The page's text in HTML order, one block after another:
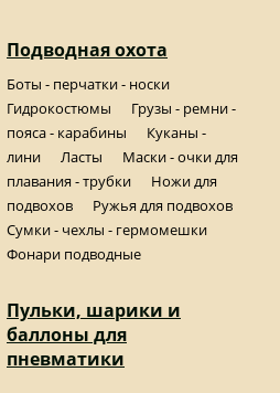
Подводная охота
Боты - перчатки - носки
Гидрокостюмы
Грузы - ремни -
пояса - карабины
Куканы -
лини
Ласты
Маски - очки для
плавания - трубки
Ножи для
подвохов
Ружья для подвохов
Сумки - чехлы - гермомешки
Фонари подводные
Пульки, шарики и
баллоны для
пневматики